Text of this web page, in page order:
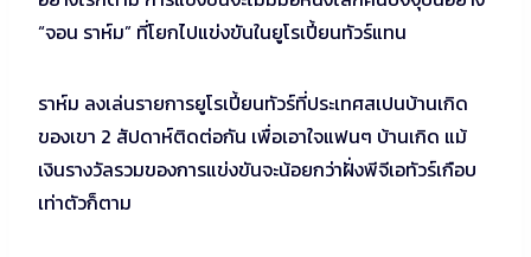
“จอน ราห์ม” ที่โยกไปแข่งขันในยูโรเปี้ยนทัวร์แทน
ราห์ม ลงเล่นรายการยูโรเปี้ยนทัวร์ที่ประเทศสเปนบ้านเกิด
ของเขา 2 สัปดาห์ติดต่อกัน เพื่อเอาใจแฟนๆ บ้านเกิด แม้
เงินรางวัลรวมของการแข่งขันจะน้อยกว่าฝั่งพีจีเอทัวร์เกือบ
เท่าตัวก็ตาม